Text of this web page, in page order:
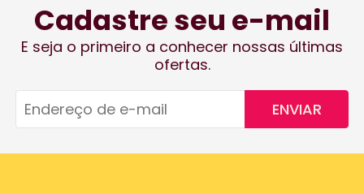
Cadastre seu e-mail
E seja o primeiro a conhecer nossas últimas
ofertas.
ENVIAR